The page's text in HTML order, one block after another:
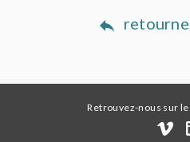
Retrouvez-nous sur